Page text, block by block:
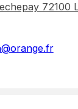
72100